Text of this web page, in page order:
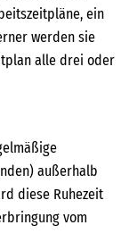
ein
werden sie
alle drei oder
außerhalb
diese Ruhezeit
vom